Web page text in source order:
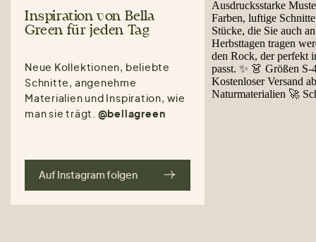
Inspiration von Bella
Green für jeden Tag
Neue Kollektionen, beliebte
Schnitte, angenehme
Materialien und Inspiration, wie
man sie trägt. @bellagreen
Auf Instagram folgen